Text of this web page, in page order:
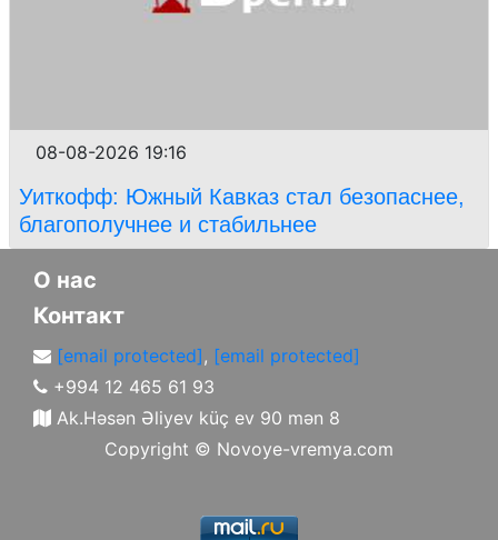
08-08-2026 19:16
Уиткофф: Южный Кавказ стал безопаснее,
благополучнее и стабильнее
О нас
Контакт
[email protected], [email protected]
+994 12 465 61 93
Ak.Həsən Əliyev küç ev 90 mən 8
Copyright © Novoye-vremya.com